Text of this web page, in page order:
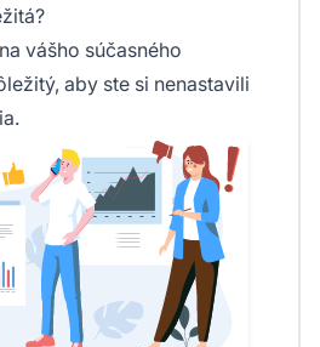
vášho súčasného
aby ste si nenastavili